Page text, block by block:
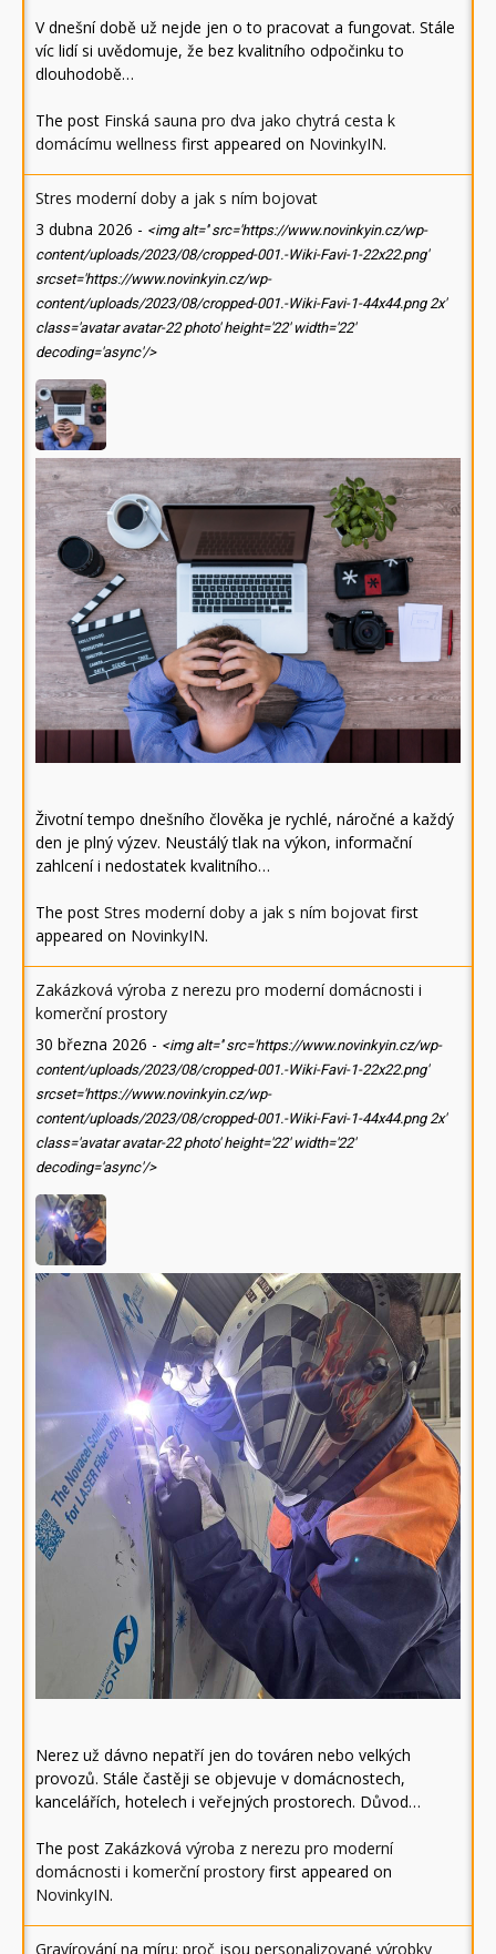
V dnešní době už nejde jen o to pracovat a fungovat. Stále
víc lidí si uvědomuje, že bez kvalitního odpočinku to
dlouhodobě…
The post Finská sauna pro dva jako chytrá cesta k
domácímu wellness first appeared on NovinkyIN.
Stres moderní doby a jak s ním bojovat
3 dubna 2026 - <img alt='' src='https://www.novinkyin.cz/wp-
content/uploads/2023/08/cropped-001.-Wiki-Favi-1-22x22.png'
srcset='https://www.novinkyin.cz/wp-
content/uploads/2023/08/cropped-001.-Wiki-Favi-1-44x44.png 2x'
class='avatar avatar-22 photo' height='22' width='22'
decoding='async'/>
Životní tempo dnešního člověka je rychlé, náročné a každý
den je plný výzev. Neustálý tlak na výkon, informační
zahlcení i nedostatek kvalitního…
The post Stres moderní doby a jak s ním bojovat first
appeared on NovinkyIN.
Zakázková výroba z nerezu pro moderní domácnosti i
komerční prostory
30 března 2026 - <img alt='' src='https://www.novinkyin.cz/wp-
content/uploads/2023/08/cropped-001.-Wiki-Favi-1-22x22.png'
srcset='https://www.novinkyin.cz/wp-
content/uploads/2023/08/cropped-001.-Wiki-Favi-1-44x44.png 2x'
class='avatar avatar-22 photo' height='22' width='22'
decoding='async'/>
Nerez už dávno nepatří jen do továren nebo velkých
provozů. Stále častěji se objevuje v domácnostech,
kancelářích, hotelech i veřejných prostorech. Důvod…
The post Zakázková výroba z nerezu pro moderní
domácnosti i komerční prostory first appeared on
NovinkyIN.
Gravírování na míru: proč jsou personalizované výrobky